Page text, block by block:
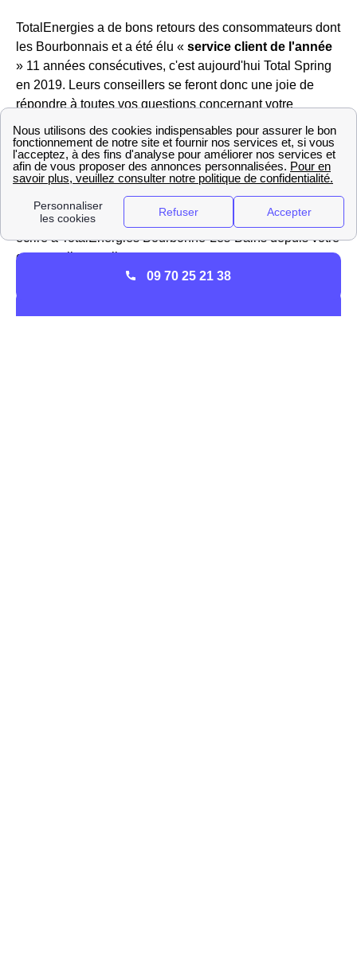
TotalEnergies a de bons retours des consommateurs dont
les Bourbonnais et a été élu « service client de l'année
» 11 années consécutives, c'est aujourd'hui Total Spring
en 2019. Leurs conseillers se feront donc une joie de
répondre à toutes vos questions concernant votre
compteur dans votre logement le Bourbonnais, votre
contrat, les tarifs proposés ou encore la possibilité de
résilier son abonnement à Bourbonne-Les-Bains Dans
votre département (Haute-Marne), vous pouvez les
joindre au 3099. Vous ne souhaitez pas décrocher le
téléphone ? Pas de problème, vous pouvez également
écrire à TotalEnergies Bourbonne-Les-Bains depuis votre
espace client en ligne.
09 70 25 21 38